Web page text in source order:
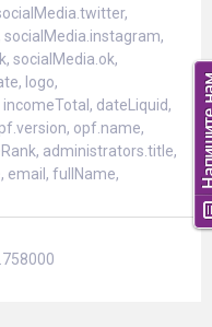
socialMedia.ok,
logo,
dateLiquid,
opf.name,
administrators.title,
email, fullName,